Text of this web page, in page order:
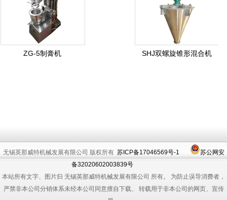
ZG-5制膏机 SHJ双螺旋锥形混合机
无锡英那威特机械发展有限公司 版权所有 苏ICP备17046569号-1
苏公网安
备32020602003839号
本站所有文字、图片归 无锡英那威特机械发展有限公司 所有。 为防止误导消费者，
严禁非本公司分销体系未经本公司同意擅自下载、 转载用于非本公司的网页、宣传